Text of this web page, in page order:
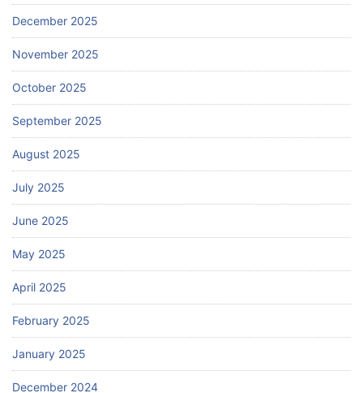
December 2025
November 2025
October 2025
September 2025
August 2025
July 2025
June 2025
May 2025
April 2025
February 2025
January 2025
December 2024